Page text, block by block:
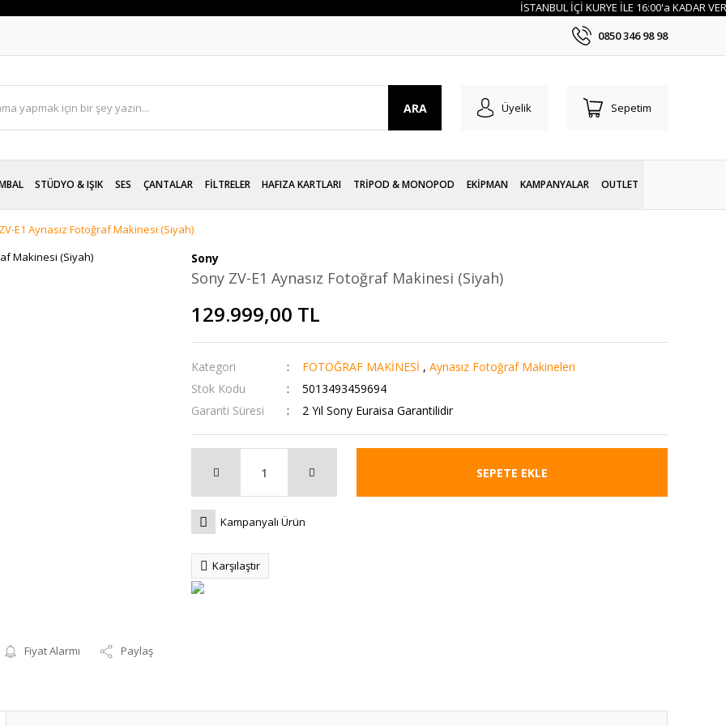
İSTANBUL İÇİ KURYE İLE 16:00'a KADAR
0850 346 98 98
ARA Üyelik Sepetim
STÜDYO & IŞIK SES ÇANTALAR FİLTRELER HAFIZA KARTLARI TRİPOD & MONOPOD EKİPMAN KAMPANYALAR OUTLET
E1 Aynasız Fotoğraf Makinesi (Siyah)
Fiyat Alarmı Paylaş
Sony
Sony ZV-E1 Aynasız Fotoğraf Makinesi (Siyah)
129.999,00 TL
Kategori FOTOĞRAF MAKİNESİ , Aynasız Fotoğraf Makineleri
Stok Kodu
5013493459694
Garanti Süresi
2 Yıl Sony Euraisa Garantilidir
SEPETE EKLE
Kampanyalı Ürün
Karşılaştır